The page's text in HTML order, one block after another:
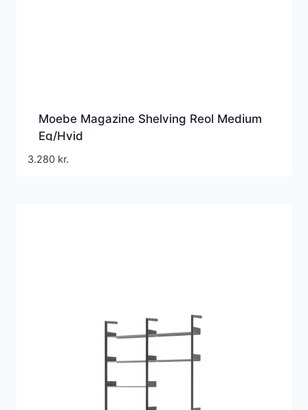
Moebe Magazine Shelving Reol Medium
Eg/Hvid
3.280 kr.